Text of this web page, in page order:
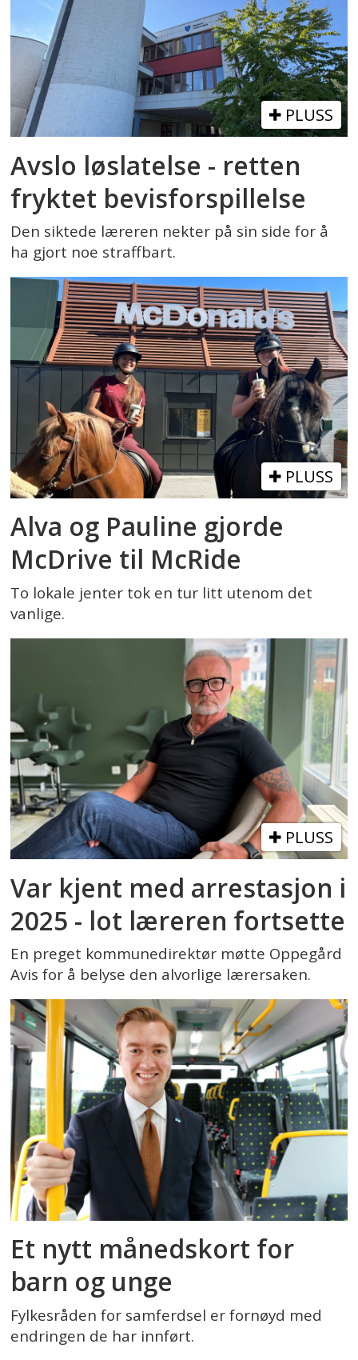
PLUSS
Avslo løslatelse - retten
fryktet bevisforspillelse
Den siktede læreren nekter på sin side for å
ha gjort noe straffbart.
PLUSS
Alva og Pauline gjorde
McDrive til McRide
To lokale jenter tok en tur litt utenom det
vanlige.
PLUSS
Var kjent med arrestasjon i
2025 - lot læreren fortsette
En preget kommunedirektør møtte Oppegård
Avis for å belyse den alvorlige lærersaken.
Et nytt månedskort for
barn og unge
Fylkesråden for samferdsel er fornøyd med
endringen de har innført.